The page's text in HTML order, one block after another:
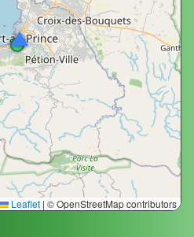
Leaflet | © OpenStreetMap contributors